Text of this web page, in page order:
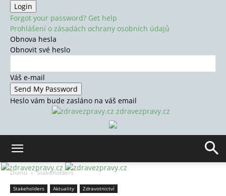
Forgot your password? Get help
Prohlášení o zásadách ochrany osobních údajů
Obnova hesla
Obnovit své heslo
Váš e-mail
Heslo vám bude zasláno na váš email
zdravezpravy.cz
Domů Stakeholders
Stakeholders Aktuality Zdravotnictví